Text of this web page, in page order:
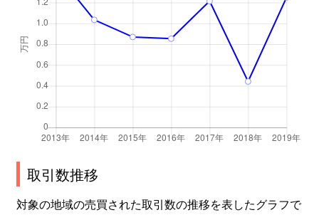
取引数推移
対象の地域の売買された取引数の推移を表したグラフで